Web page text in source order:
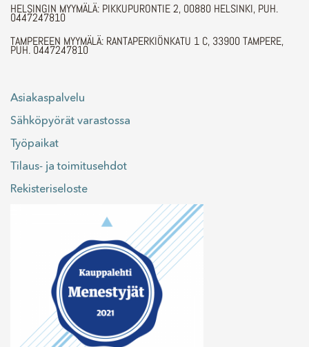
HELSINGIN MYYMÄLÄ: PIKKUPURONTIE 2, 00880 HELSINKI, PUH.
0447247810
TAMPEREEN MYYMÄLÄ: RANTAPERKIÖNKATU 1 C, 33900 TAMPERE,
PUH. 0447247810
Asiakaspalvelu
Sähköpyörät varastossa
Työpaikat
Tilaus- ja toimitusehdot
Rekisteriseloste